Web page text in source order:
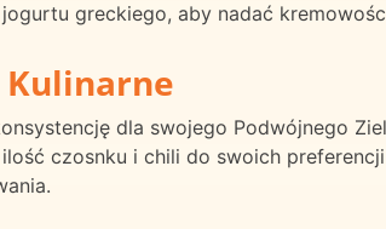
greckiego, aby nadać
dla swojego Podwójnego
ilość czosnku i chili do swoich